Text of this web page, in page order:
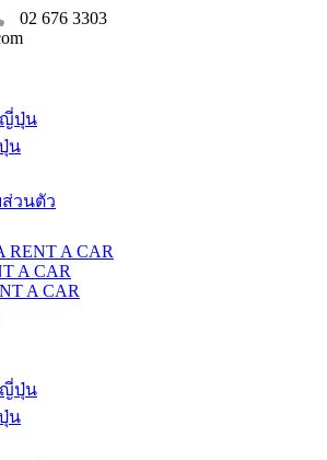
02 676 3303
ปุ่น
น
วนตัว
RENT A CAR
A CAR
A CAR
ปุ่น
น